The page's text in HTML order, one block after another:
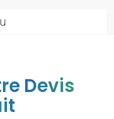
Devis